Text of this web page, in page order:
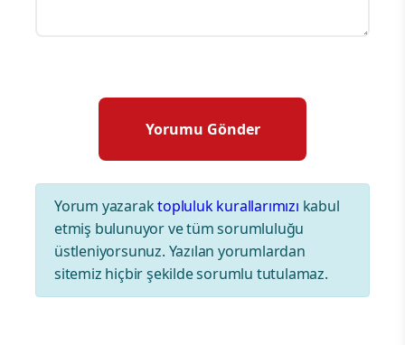
Yorum yazaraktopluluk kurallarımızı kabul
etmiş bulunuyor ve tüm sorumluluğu
üstleniyorsunuz. Yazılan yorumlardan
sitemiz hiçbir şekilde sorumlu tutulamaz.